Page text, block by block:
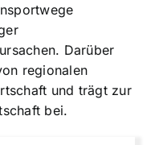
Darüber
regionalen
und trägt zur
bei.